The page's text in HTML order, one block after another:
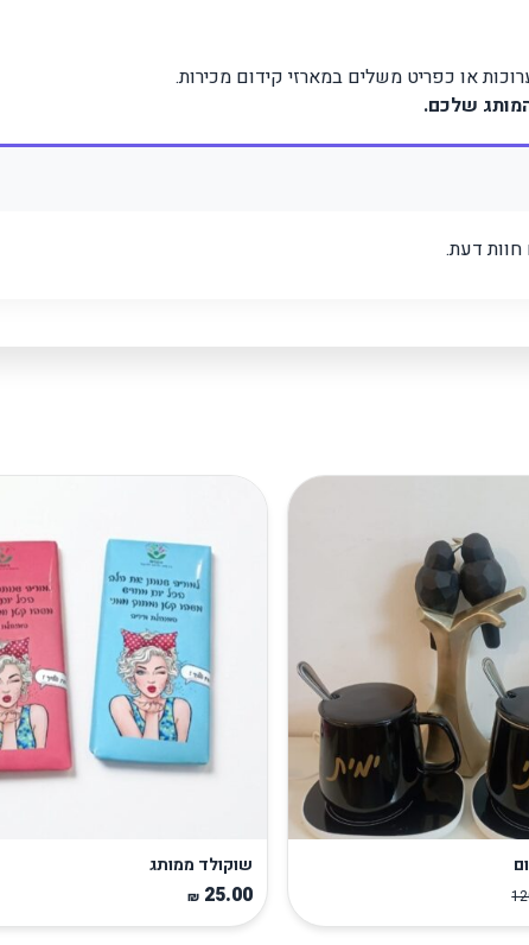
או כפריט משלים במארזי קידום מכירות.
שלכם.
דעת.
שוקולד ממותג
25.00
₪